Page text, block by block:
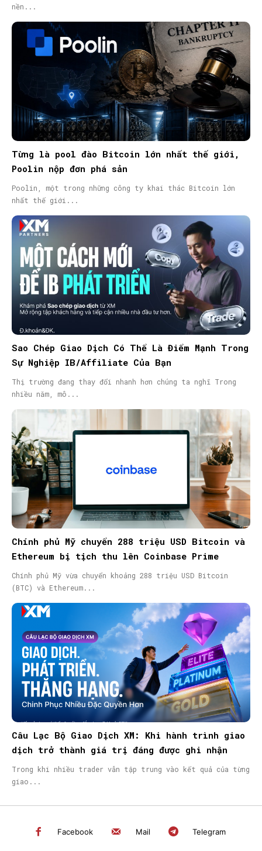
nền...
Từng là pool đào Bitcoin lớn nhất thế giới,
Poolin nộp đơn phá sản
Poolin, một trong những công ty khai thác Bitcoin lớn
nhất thế giới...
Sao Chép Giao Dịch Có Thể Là Điểm Mạnh Trong
Sự Nghiệp IB/Affiliate Của Bạn
Thị trường đang thay đổi nhanh hơn chúng ta nghĩ Trong
nhiều năm, mô...
Chính phủ Mỹ chuyển 288 triệu USD Bitcoin và
Ethereum bị tịch thu lên Coinbase Prime
Chính phủ Mỹ vừa chuyển khoảng 288 triệu USD Bitcoin
(BTC) và Ethereum...
Câu Lạc Bộ Giao Dịch XM: Khi hành trình giao
dịch trở thành giá trị đáng được ghi nhận
Trong khi nhiều trader vẫn tập trung vào kết quả của từng
giao...
Facebook Mail Telegram